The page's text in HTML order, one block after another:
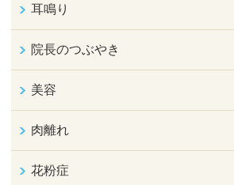
耳鳴り
院長のつぶやき
美容
肉離れ
花粉症